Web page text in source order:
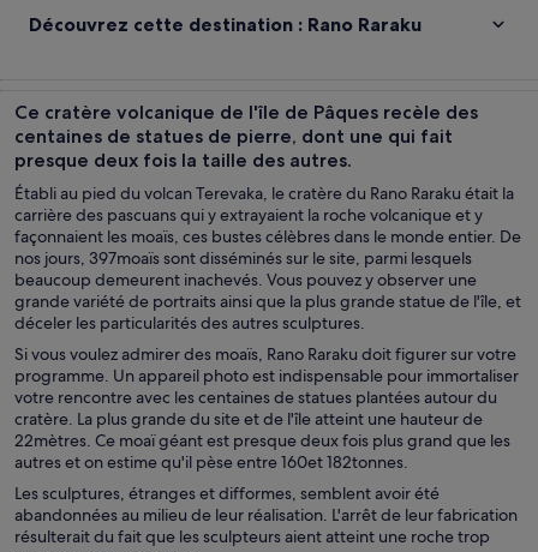
Découvrez cette destination : Rano Raraku
Ce cratère volcanique de l'île de Pâques recèle des
centaines de statues de pierre, dont une qui fait
presque deux fois la taille des autres.
Établi au pied du volcan Terevaka, le cratère du Rano Raraku était la
carrière des pascuans qui y extrayaient la roche volcanique et y
façonnaient les moaïs, ces bustes célèbres dans le monde entier. De
nos jours, 397moaïs sont disséminés sur le site, parmi lesquels
beaucoup demeurent inachevés. Vous pouvez y observer une
grande variété de portraits ainsi que la plus grande statue de l'île, et
déceler les particularités des autres sculptures.
Si vous voulez admirer des moaïs, Rano Raraku doit figurer sur votre
programme. Un appareil photo est indispensable pour immortaliser
votre rencontre avec les centaines de statues plantées autour du
cratère. La plus grande du site et de l'île atteint une hauteur de
22mètres. Ce moaï géant est presque deux fois plus grand que les
autres et on estime qu'il pèse entre 160et 182tonnes.
Les sculptures, étranges et difformes, semblent avoir été
abandonnées au milieu de leur réalisation. L'arrêt de leur fabrication
résulterait du fait que les sculpteurs aient atteint une roche trop